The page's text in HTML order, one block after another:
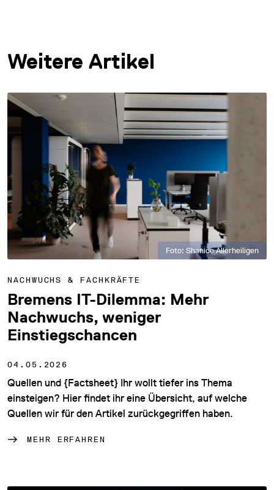
Weitere Artikel
Foto: Shanice Allerheiligen
NACHWUCHS & FACHKRÄFTE
Bremens IT-Dilemma: Mehr
Nachwuchs, weniger
Einstiegschancen
04.05.2026
Quellen und {Factsheet} Ihr wollt tiefer ins Thema
einsteigen? Hier findet ihr eine Übersicht, auf welche
Quellen wir für den Artikel zurückgegriffen haben.
MEHR ERFAHREN